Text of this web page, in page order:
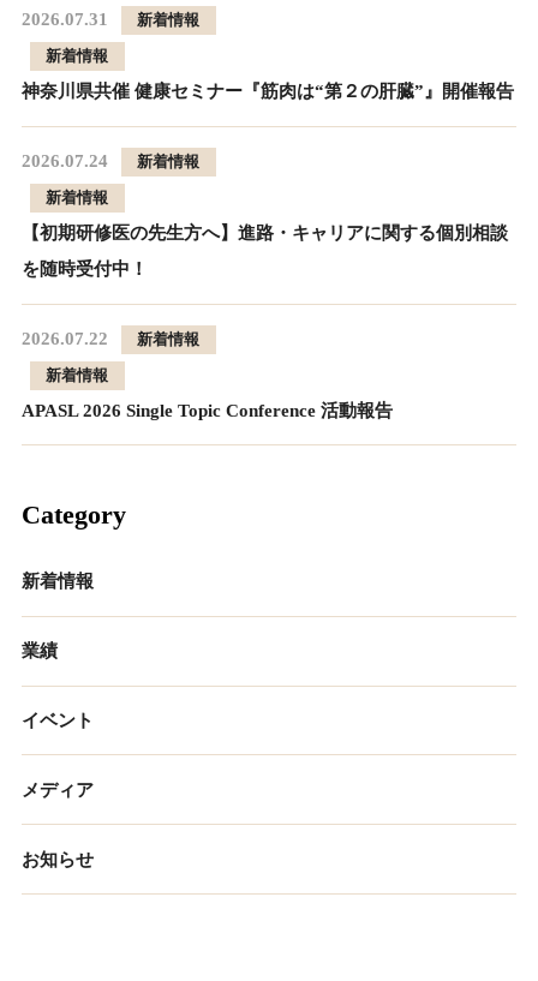
2026.07.31
新着情報
新着情報
神奈川県共催 健康セミナー『筋肉は“第２の肝臓”』開催報告
2026.07.24
新着情報
新着情報
【初期研修医の先生方へ】進路・キャリアに関する個別相談
を随時受付中！
2026.07.22
新着情報
新着情報
APASL 2026 Single Topic Conference 活動報告
Category
新着情報
業績
イベント
メディア
お知らせ